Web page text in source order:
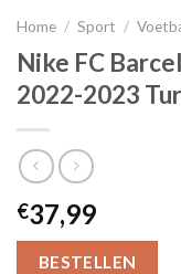
Home / Sport /
Nike FC
2022-2023
€37,99
BESTELLEN